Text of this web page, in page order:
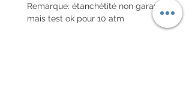
Remarque: étanchétité non garantie,
mais test ok pour 10 atm